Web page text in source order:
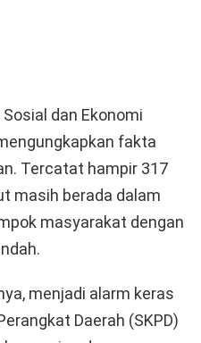
dan Ekonomi
fakta
Tercatat hampir 317
masih berada dalam
masyarakat dengan
menjadi alarm keras
Daerah (SKPD)